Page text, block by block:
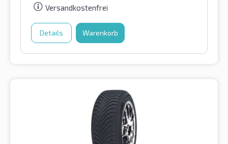
Versandkostenfrei
Details Warenkorb